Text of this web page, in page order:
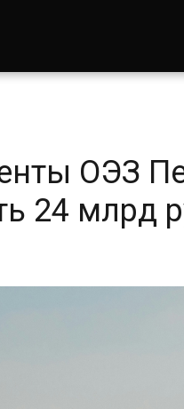
ОЭЗ
24 млрд